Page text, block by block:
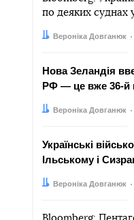
по деяких суднах
Автор:Вероніка Довганюк
Дата:
Нова Зеландія
РФ — це вже 36-й
Автор:Вероніка Довганюк
Дата:
Українські
Ільському і
Автор:Вероніка Довганюк
Дата: